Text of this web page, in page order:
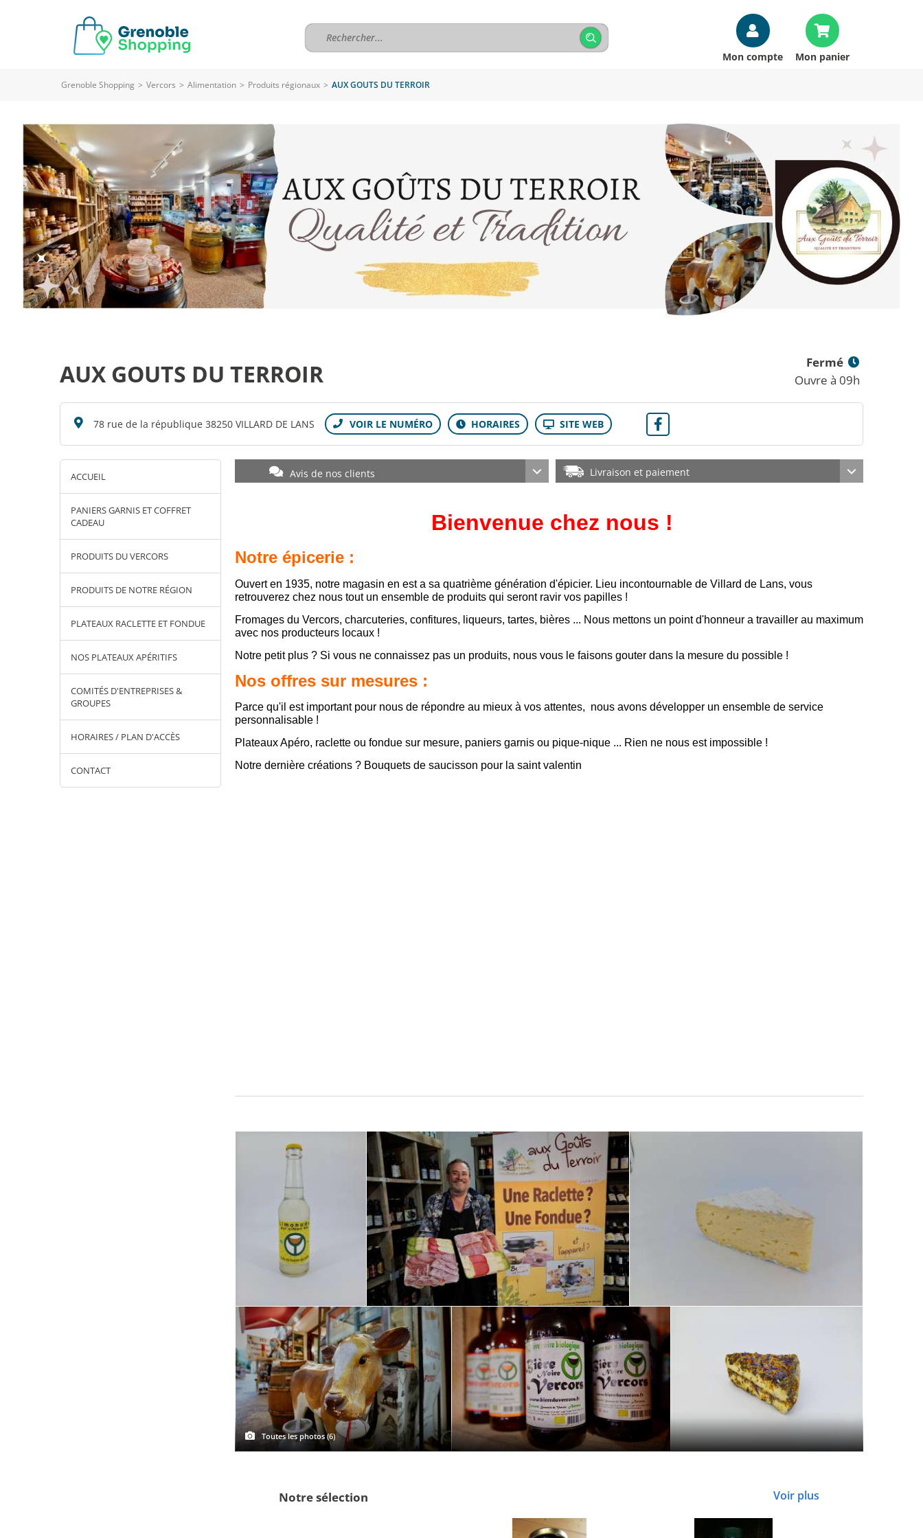
Mon compte Mon panier
Grenoble Shopping > Vercors > Alimentation > Produits régionaux > AUX GOUTS DU TERROIR
AUX GOUTS DU TERROIR
Fermé
Ouvre à 09h
78 rue de la république 38250 VILLARD DE LANS
ACCUEIL
PANIERS GARNIS ET COFFRET
CADEAU
PRODUITS DU VERCORS
PRODUITS DE NOTRE RÉGION
PLATEAUX RACLETTE ET FONDUE
NOS PLATEAUX APÉRITIFS
COMITÉS D'ENTREPRISES &
GROUPES
HORAIRES / PLAN D'ACCÈS
CONTACT
Avis de nos clients Livraison et paiement
Bienvenue chez nous !
Notre épicerie :
Ouvert en 1935, notre magasin en est a sa quatrième génération d'épicier. Lieu incontournable de Villard de Lans, vous
retrouverez chez nous tout un ensemble de produits qui seront ravir vos papilles !
Fromages du Vercors, charcuteries, confitures, liqueurs, tartes, bières ... Nous mettons un point d'honneur a travailler au maximum
avec nos producteurs locaux !
Notre petit plus ? Si vous ne connaissez pas un produits, nous vous le faisons gouter dans la mesure du possible !
Nos offres sur mesures :
Parce qu'il est important pour nous de répondre au mieux à vos attentes, nous avons développer un ensemble de service
personnalisable !
Plateaux Apéro, raclette ou fondue sur mesure, paniers garnis ou pique-nique ... Rien ne nous est impossible !
Notre dernière créations ? Bouquets de saucisson pour la saint valentin
Toutes les photos (6)
Notre sélection Voir plus